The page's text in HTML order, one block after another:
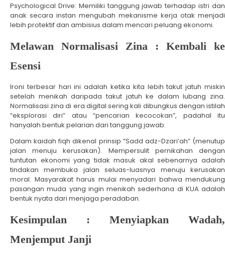
Psychological Drive: Memiliki tanggung jawab terhadap istri dan
anak secara instan mengubah mekanisme kerja otak menjadi
lebih protektif dan ambisius dalam mencari peluang ekonomi.
Melawan Normalisasi Zina : Kembali ke
Esensi
Ironi terbesar hari ini adalah ketika kita lebih takut jatuh miskin
setelah menikah daripada takut jatuh ke dalam lubang zina.
Normalisasi zina di era digital sering kali dibungkus dengan istilah
“eksplorasi diri” atau “pencarian kecocokan”, padahal itu
hanyalah bentuk pelarian dari tanggung jawab.
Dalam kaidah fiqh dikenal prinsip “Sadd adz-Dzari’ah” (menutup
jalan menuju kerusakan). Mempersulit pernikahan dengan
tuntutan ekonomi yang tidak masuk akal sebenarnya adalah
tindakan membuka jalan seluas-luasnya menuju kerusakan
moral. Masyarakat harus mulai menyadari bahwa mendukung
pasangan muda yang ingin menikah sederhana di KUA adalah
bentuk nyata dari menjaga peradaban.
Kesimpulan : Menyiapkan Wadah,
Menjemput Janji